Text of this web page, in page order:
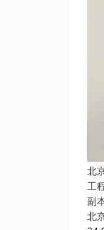
北
工
副
北